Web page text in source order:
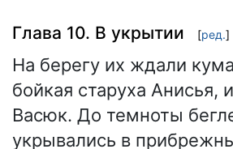
Глава 10. В укрытии [ред.]
На берегу их ждали
бойкая старуха Анисья,
Васюк. До темноты
укрывались в